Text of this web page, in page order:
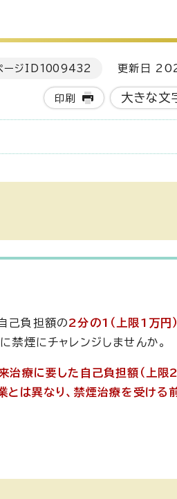
ージID 1009432 更新日
印刷 大きな文
己負担額の2分の1（上限1万円
禁煙にチャレンジしませんか。
治療に要した自己負担額（上限
とは異なり、禁煙治療を受ける